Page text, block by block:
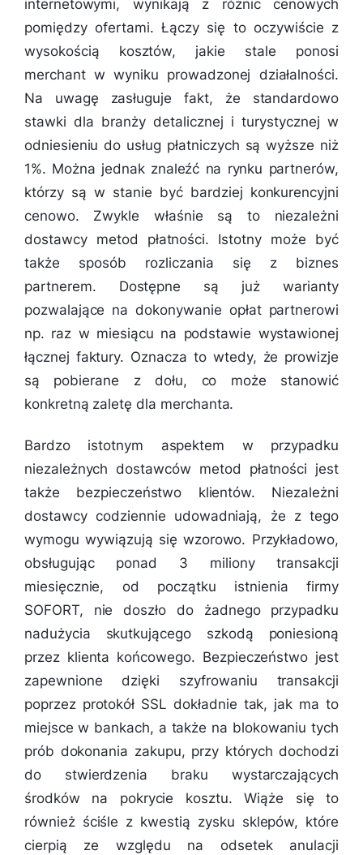
internetowymi, wynikają z różnic cenowych
pomiędzy ofertami. Łączy się to oczywiście z
wysokością kosztów, jakie stale ponosi
merchant w wyniku prowadzonej działalności.
Na uwagę zasługuje fakt, że standardowo
stawki dla branży detalicznej i turystycznej w
odniesieniu do usług płatniczych są wyższe niż
1%. Można jednak znaleźć na rynku partnerów,
którzy są w stanie być bardziej konkurencyjni
cenowo. Zwykle właśnie są to niezależni
dostawcy metod płatności. Istotny może być
także sposób rozliczania się z biznes
partnerem. Dostępne są już warianty
pozwalające na dokonywanie opłat partnerowi
np. raz w miesiącu na podstawie wystawionej
łącznej faktury. Oznacza to wtedy, że prowizje
są pobierane z dołu, co może stanowić
konkretną zaletę dla merchanta.
Bardzo istotnym aspektem w przypadku
niezależnych dostawców metod płatności jest
także bezpieczeństwo klientów. Niezależni
dostawcy codziennie udowadniają, że z tego
wymogu wywiązują się wzorowo. Przykładowo,
obsługując ponad 3 miliony transakcji
miesięcznie, od początku istnienia firmy
SOFORT, nie doszło do żadnego przypadku
nadużycia skutkującego szkodą poniesioną
przez klienta końcowego. Bezpieczeństwo jest
zapewnione dzięki szyfrowaniu transakcji
poprzez protokół SSL dokładnie tak, jak ma to
miejsce w bankach, a także na blokowaniu tych
prób dokonania zakupu, przy których dochodzi
do stwierdzenia braku wystarczających
środków na pokrycie kosztu. Wiąże się to
również ściśle z kwestią zysku sklepów, które
cierpią ze względu na odsetek anulacji